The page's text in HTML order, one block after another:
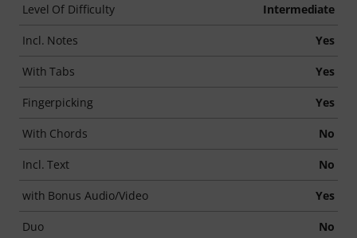
Level Of Difficulty Intermediate
Incl. Notes Yes
With Tabs Yes
Fingerpicking Yes
With Chords No
Incl. Text No
with Bonus Audio/Video Yes
Duo No